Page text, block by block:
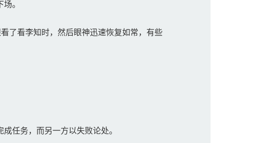
。
了看李知时，然后眼神迅速恢复如常，有些
任务，而另一方以失败论处。